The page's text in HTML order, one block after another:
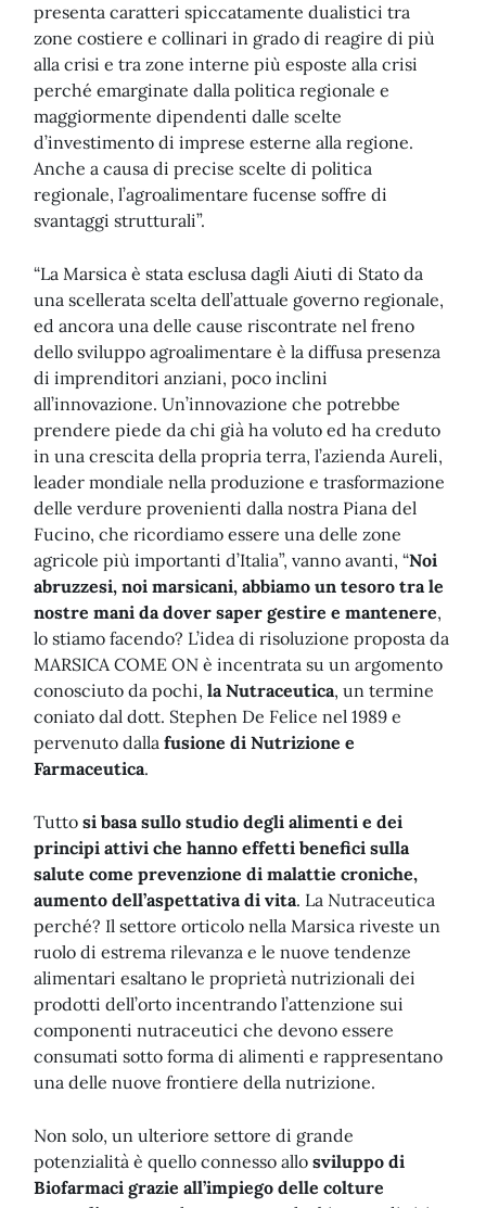
presenta caratteri spiccatamente dualistici tra
zone costiere e collinari in grado di reagire di più
alla crisi e tra zone interne più esposte alla crisi
perché emarginate dalla politica regionale e
maggiormente dipendenti dalle scelte
d’investimento di imprese esterne alla regione.
Anche a causa di precise scelte di politica
regionale, l’agroalimentare fucense soffre di
svantaggi strutturali”.
“La Marsica è stata esclusa dagli Aiuti di Stato da
una scellerata scelta dell’attuale governo regionale,
ed ancora una delle cause riscontrate nel freno
dello sviluppo agroalimentare è la diffusa presenza
di imprenditori anziani, poco inclini
all’innovazione. Un’innovazione che potrebbe
prendere piede da chi già ha voluto ed ha creduto
in una crescita della propria terra, l’azienda Aureli,
leader mondiale nella produzione e trasformazione
delle verdure provenienti dalla nostra Piana del
Fucino, che ricordiamo essere una delle zone
agricole più importanti d’Italia”, vanno avanti, “Noi
abruzzesi, noi marsicani, abbiamo un tesoro tra le
nostre mani da dover saper gestire e mantenere,
lo stiamo facendo? L’idea di risoluzione proposta da
MARSICA COME ON è incentrata su un argomento
conosciuto da pochi, la Nutraceutica, un termine
coniato dal dott. Stephen De Felice nel 1989 e
pervenuto dalla fusione di Nutrizione e
Farmaceutica.
Tutto si basa sullo studio degli alimenti e dei
principi attivi che hanno effetti benefici sulla
salute come prevenzione di malattie croniche,
aumento dell’aspettativa di vita. La Nutraceutica
perché? Il settore orticolo nella Marsica riveste un
ruolo di estrema rilevanza e le nuove tendenze
alimentari esaltano le proprietà nutrizionali dei
prodotti dell’orto incentrando l’attenzione sui
componenti nutraceutici che devono essere
consumati sotto forma di alimenti e rappresentano
una delle nuove frontiere della nutrizione.
Non solo, un ulteriore settore di grande
potenzialità è quello connesso allo sviluppo di
Biofarmaci grazie all’impiego delle colture